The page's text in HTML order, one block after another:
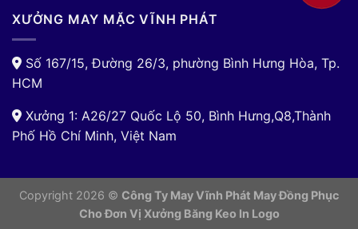
XƯỞNG MAY MẶC VĨNH PHÁT
Số 167/15, Đường 26/3, phường Bình Hưng Hòa, Tp.
HCM
Xưởng 1: A26/27 Quốc Lộ 50, Bình Hưng,Q8,Thành
Phố Hồ Chí Minh, Việt Nam
Copyright 2026 © Công Ty May Vĩnh Phát May Đồng Phục
Cho Đơn Vị Xưởng Băng Keo In Logo